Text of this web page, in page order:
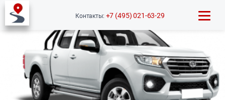
Контакты: +7 (495) 021-63-29